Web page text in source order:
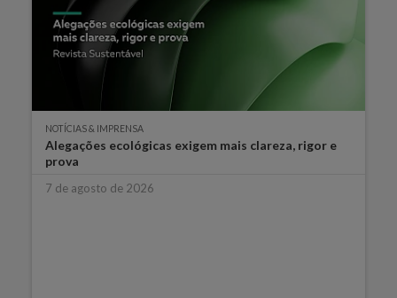
NOTÍCIAS & IMPRENSA
Alegações ecológicas exigem mais clareza, rigor e
prova
7 de agosto de 2026